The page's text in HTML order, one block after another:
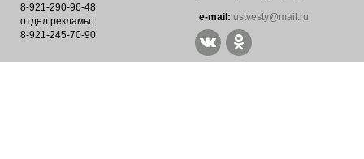
8-921-290-96-48
отдел рекламы:
8-921-245-70-90
е-mail: ustvesty@mail.ru